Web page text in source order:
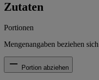
Zutaten
Portionen
Mengenangaben beziehen
Portion abziehen